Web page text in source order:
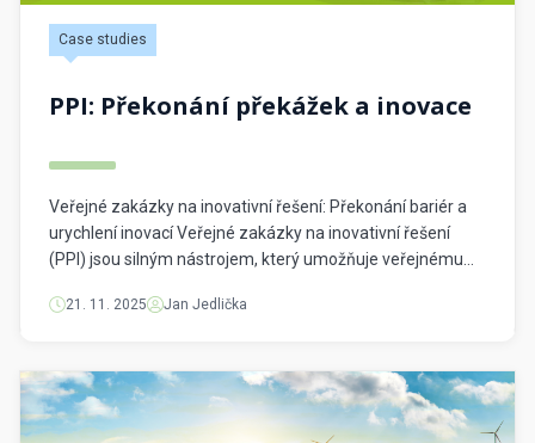
Case studies
PPI: Překonání překážek a inovace
Veřejné zakázky na inovativní řešení: Překonání bariér a
urychlení inovací Veřejné zakázky na inovativní řešení
(PPI) jsou silným nástrojem, který umožňuje veřejnému
rozšíření inovativních řešení na trhu. PPI v sobě nese
Například, město Barcelona […]
21. 11. 2025 Jan Jedlička